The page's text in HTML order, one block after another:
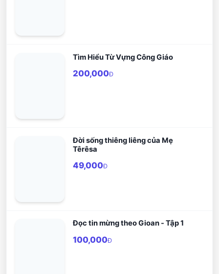
Tìm Hiểu Từ Vựng Công Giáo
200,000Đ
Đời sống thiêng liêng của Mẹ
Têrêsa
49,000Đ
Đọc tin mừng theo Gioan - Tập 1
100,000Đ